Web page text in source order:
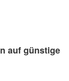
auf günstige